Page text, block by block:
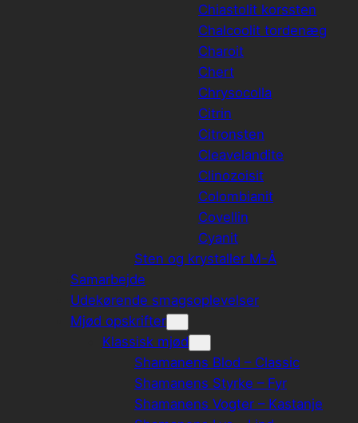
Chiastolit korssten
Chalcoolit tordenæg
Charoit
Chert
Chrysocolla
Citrin
Citronsten
Cleavelandite
Clinozoisit
Colombianit
Covellin
Cyanit
Sten og krystaller M-Å
Samarbejde
Udekørende smagsoplevelser
Mjød opskrifter
Klassisk mjød
Shamanens Blod – Classic
Shamanens Styrke – Fyr
Shamanens Vogter – Kastanje